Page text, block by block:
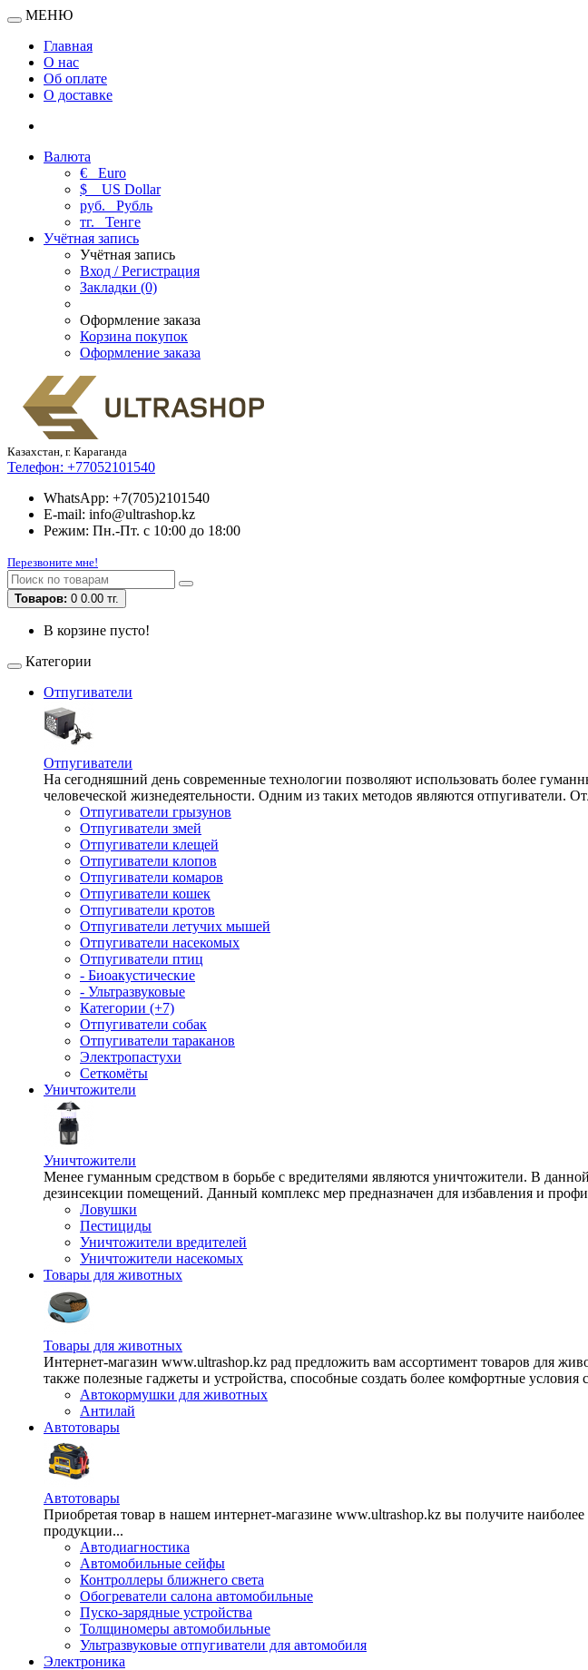
МЕНЮ
Главная
О нас
Об оплате
О доставке
Валюта
€ Euro
$
US Dollar
руб. Рубль
тг. Тенге
Учётная запись
Учётная запись
Вход / Регистрация
Закладки (0)
Оформление заказа
Корзина покупок
Оформление заказа
Казахстан, г. Караганда
Телефон: +77052101540
WhatsApp: +7(705)2101540
E-mail: info@ultrashop.kz
Режим: Пн.-Пт. с 10:00 до 18:00
Перезвоните мне!
Товаров: 0 0.00 тг.
В корзине пусто!
Категории
Отпугиватели
Отпугиватели
На сегодняшний день современные технологии позволяют использовать более
человеческой жизнедеятельности. Одним из таких методов являются отпугиватели.
Отпугиватели грызунов
Отпугиватели змей
Отпугиватели клещей
Отпугиватели клопов
Отпугиватели комаров
Отпугиватели кошек
Отпугиватели кротов
Отпугиватели летучих мышей
Отпугиватели насекомых
Отпугиватели птиц
- Биоакустические
- Ультразвуковые
Категории (+7)
Отпугиватели собак
Отпугиватели тараканов
Электропастухи
Сеткомёты
Уничтожители
Уничтожители
Менее гуманным средством в борьбе с вредителями являются уничтожители. В
дезинсекции помещений. Данный комплекс мер предназначен для избавления и
Ловушки
Пестициды
Уничтожители вредителей
Уничтожители насекомых
Товары для животных
Товары для животных
Интернет-магазин www.ultrashop.kz рад предложить вам ассортимент товаров для
также полезные гаджеты и устройства, способные создать более комфортные
Автокормушки для животных
Антилай
Автотовары
Автотовары
Приобретая товар в нашем интернет-магазине www.ultrashop.kz вы получите
продукции...
Автодиагностика
Автомобильные сейфы
Контроллеры ближнего света
Обогреватели салона автомобильные
Пуско-зарядные устройства
Толщиномеры автомобильные
Ультразвуковые отпугиватели для автомобиля
Электроника